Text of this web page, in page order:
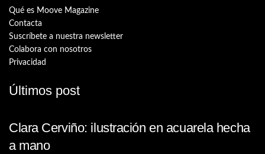
Qué es Moove Magazine
Contacta
Suscríbete a nuestra newsletter
Colabora con nosotros
Privacidad
Últimos post
Clara Cerviño: ilustración en acuarela hecha
a mano